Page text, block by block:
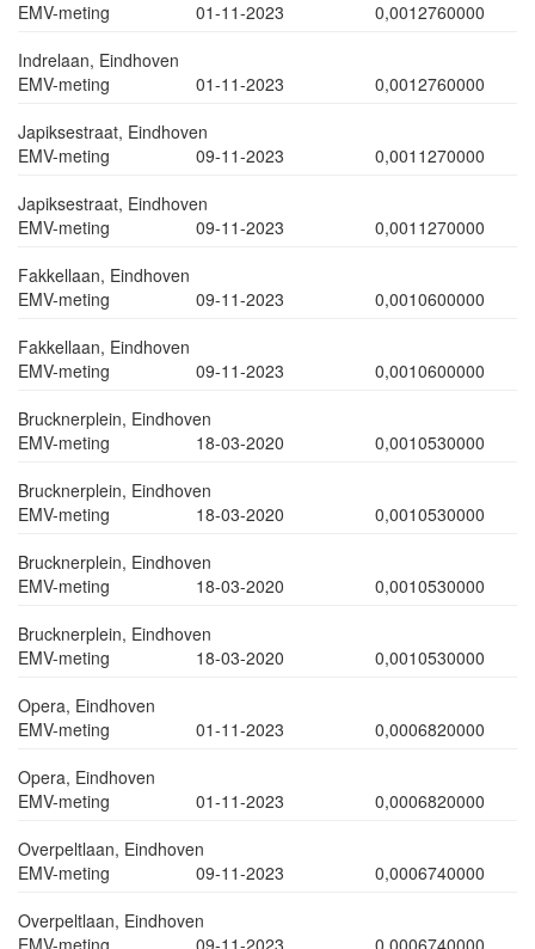
EMV-meting
01-11-2023
0,0012760000
Indrelaan, Eindhoven
EMV-meting
01-11-2023
0,0012760000
Japiksestraat, Eindhoven
EMV-meting
09-11-2023
0,0011270000
Japiksestraat, Eindhoven
EMV-meting
09-11-2023
0,0011270000
Fakkellaan, Eindhoven
EMV-meting
09-11-2023
0,0010600000
Fakkellaan, Eindhoven
EMV-meting
09-11-2023
0,0010600000
Brucknerplein, Eindhoven
EMV-meting
18-03-2020
0,0010530000
Brucknerplein, Eindhoven
EMV-meting
18-03-2020
0,0010530000
Brucknerplein, Eindhoven
EMV-meting
18-03-2020
0,0010530000
Brucknerplein, Eindhoven
EMV-meting
18-03-2020
0,0010530000
Opera, Eindhoven
EMV-meting
01-11-2023
0,0006820000
Opera, Eindhoven
EMV-meting
01-11-2023
0,0006820000
Overpeltlaan, Eindhoven
EMV-meting
09-11-2023
0,0006740000
Overpeltlaan, Eindhoven
EMV-meting
09-11-2023
0,0006740000